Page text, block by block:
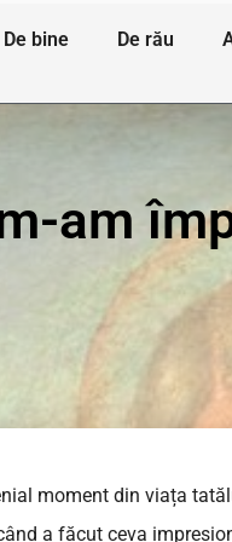
De bine De rău
am
moment din viața
a făcut ceva